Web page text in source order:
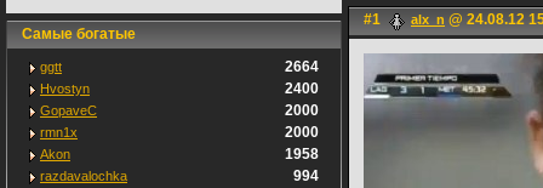
Самые богатые
ggtt 2664
Hvostyn 2400
GopaveC 2000
rmn1x 2000
Akon 1958
razdavalochka 994
#1 alx_n @ 24.08.12